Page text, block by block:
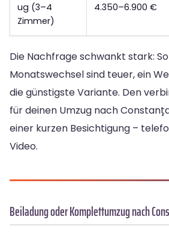
ug (3–4
Zimmer)
4.350–6.900 €
Die Nachfrage schwankt stark:
Monatswechsel sind teuer, ein
die günstigste Variante. Den
für deinen Umzug nach
einer kurzen Besichtigung –
Video.
Beiladung oder Komplettumzug nach